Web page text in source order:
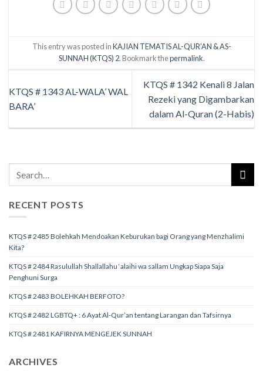
This entry was posted inKAJIAN TEMATIS AL-QUR’AN & AS-
SUNNAH (KTQS) 2. Bookmark thepermalink.
KTQS # 1343 AL-WALA’ WAL
BARA’
KTQS # 1342 Kenali 8 Jalan
Rezeki yang Digambarkan
dalam Al-Quran (2-Habis)
RECENT POSTS
KTQS # 2485 Bolehkah Mendoakan Keburukan bagi Orang yang Menzhalimi
Kita?
KTQS # 2484 Rasulullah Shallallahu ‘alaihi wa sallam Ungkap Siapa Saja
Penghuni Surga
KTQS # 2483 BOLEHKAH BERFOTO?
KTQS # 2482 LGBTQ+ : 6 Ayat Al-Qur’an tentang Larangan dan Tafsirnya
KTQS # 2481 KAFIRNYA MENGEJEK SUNNAH
ARCHIVES